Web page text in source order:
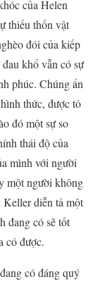
của Helen
thiếu thốn vật
đói của kiếp
khổ vẫn có sự
phúc. Chúng ẩn
thức, được tỏ
đó một sự so
thái độ của
mình với người
một người không
Keller diễn tả một
đang có sẽ tốt
có được.
có đáng quý